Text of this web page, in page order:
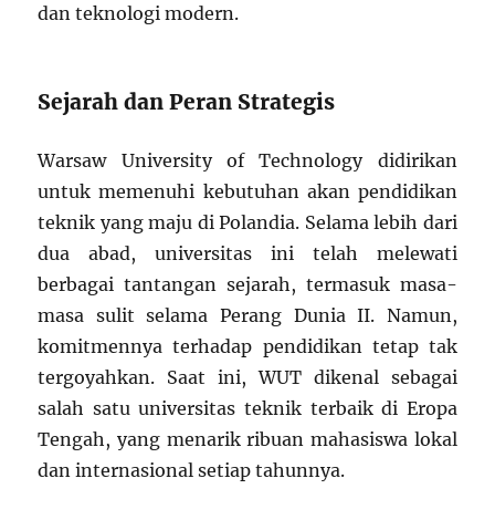
dan teknologi modern.
Sejarah dan Peran Strategis
Warsaw University of Technology didirikan
untuk memenuhi kebutuhan akan pendidikan
teknik yang maju di Polandia. Selama lebih dari
dua abad, universitas ini telah melewati
berbagai tantangan sejarah, termasuk masa-
masa sulit selama Perang Dunia II. Namun,
komitmennya terhadap pendidikan tetap tak
tergoyahkan. Saat ini, WUT dikenal sebagai
salah satu universitas teknik terbaik di Eropa
Tengah, yang menarik ribuan mahasiswa lokal
dan internasional setiap tahunnya.